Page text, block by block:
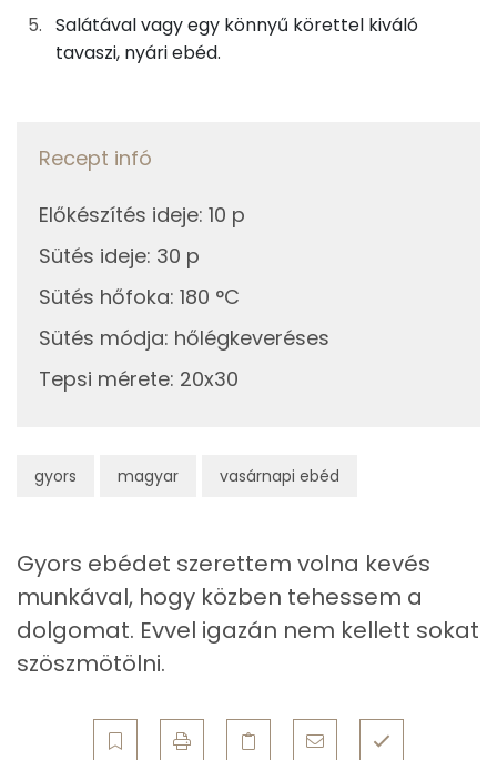
gyors magyar vasárnapi ebéd
Niacin - B3 vitamin:
Fehérje
Összesen
Zsír
Telített zsírsav
Többszörösen telítetlen zsírsav
Koleszterin
169 mg
Összesen
1154.3 g
Salátával vagy egy könnyű körettel kiváló
tavaszi, nyári ebéd.
Recept infó
Előkészítés ideje: 10 p
Sütés ideje: 30 p
Sütés hőfoka: 180 °C
Sütés módja: hőlégkeveréses
Tepsi mérete: 20x30
Gyors ebédet szerettem volna kevés
munkával, hogy közben tehessem a
dolgomat. Evvel igazán nem kellett sokat
szöszmötölni.